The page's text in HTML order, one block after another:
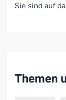
Sie sind auf
Themen